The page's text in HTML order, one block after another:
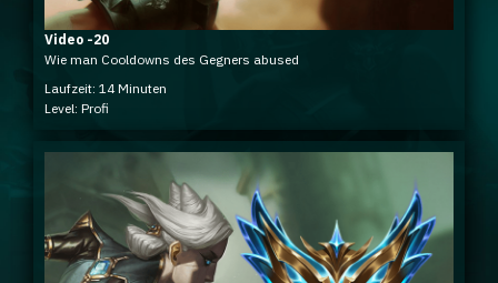
Video -20
Wie man Cooldowns des Gegners abused
Laufzeit: 14 Minuten
Level: Profi